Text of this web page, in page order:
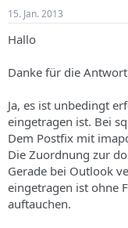
15. Jan. 2013
Hallo
Danke für die Antwort
Ja, es ist unbedingt
eingetragen ist. Bei
Dem Postfix mit
Die Zuordnung zur
Gerade bei Outlook
eingetragen ist ohne
auftauchen.